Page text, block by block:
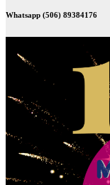
Whatsapp (506) 89384176